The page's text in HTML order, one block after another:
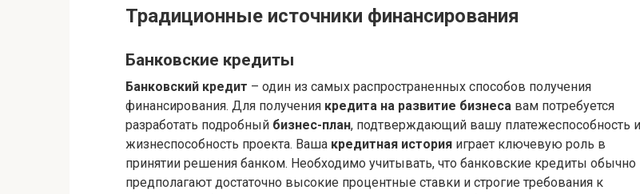
Традиционные источники финансирования
Банковские кредиты
Банковский кредит – один из самых распространенных способов получения
финансирования. Для получения кредита на развитие бизнеса вам потребуется
разработать подробный бизнес-план, подтверждающий вашу платежеспособность и
жизнеспособность проекта. Ваша кредитная история играет ключевую роль в
принятии решения банком. Необходимо учитывать, что банковские кредиты обычно
предполагают достаточно высокие процентные ставки и строгие требования к